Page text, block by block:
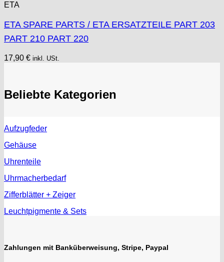
ETA
ETA SPARE PARTS / ETA ERSATZTEILE PART 203
PART 210 PART 220
17,90 € inkl. USt.
Beliebte Kategorien
Aufzugfeder
Gehäuse
Uhrenteile
Uhrmacherbedarf
Zifferblätter + Zeiger
Leuchtpigmente & Sets
Zahlungen mit Banküberweisung, Stripe, Paypal